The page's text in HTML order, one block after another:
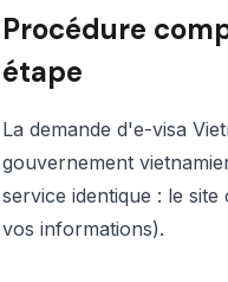
Procédure
étape
La demande d'e-visa
gouvernement
service identique : le site
vos informations).